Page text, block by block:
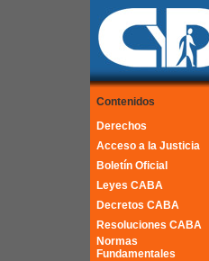
Contenidos
Derechos
Acceso a la Justicia
Boletín Oficial
Leyes CABA
Decretos CABA
Resoluciones CABA
Normas
Fundamentales